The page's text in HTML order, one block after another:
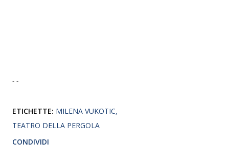
- -
ETICHETTE: MILENA VUKOTIC
TEATRO DELLA PERGOLA
CONDIVIDI